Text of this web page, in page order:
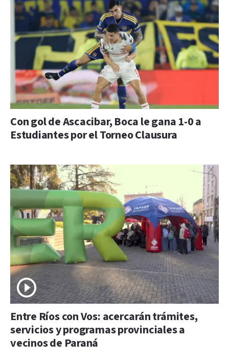
Con gol de Ascacibar, Boca le gana 1-0 a
Estudiantes por el Torneo Clausura
Entre Ríos con Vos: acercarán trámites,
servicios y programas provinciales a
vecinos de Paraná